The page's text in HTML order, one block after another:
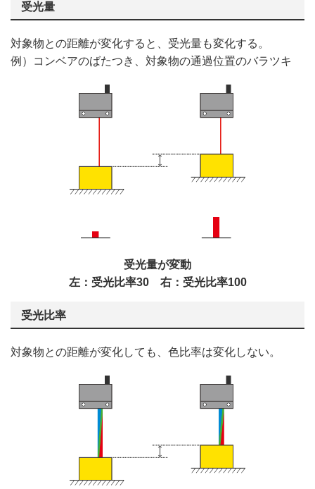
受光量
対象物との距離が変化すると、受光量も変化する。
例）コンベアのばたつき、対象物の通過位置のバラツキ
受光量が変動
左：受光比率30 右：受光比率100
受光比率
対象物との距離が変化しても、色比率は変化しない。